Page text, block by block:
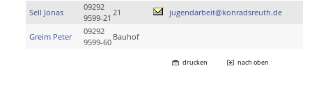
Sell Jonas
09292
9599-21
21 jugendarbeit@konradsreuth.de
Greim Peter
09292
9599-60
Bauhof
drucken nach oben